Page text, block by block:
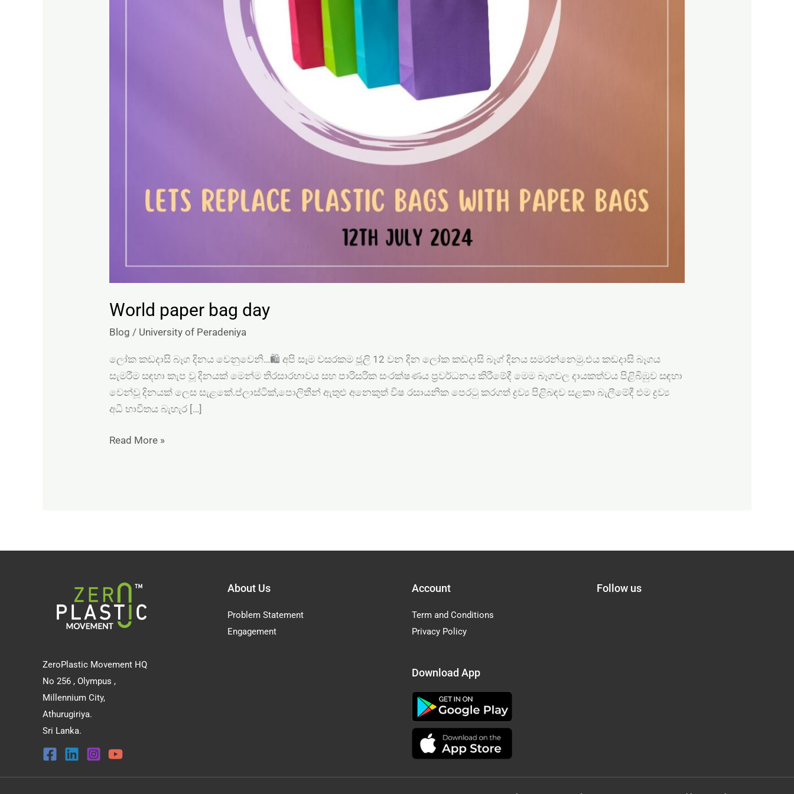
World paper bag day
Blog / University of Peradeniya
ලෝක කඩදාසි බෑග දිනය වෙනුවෙනි…🛍 අපි සෑම වසරකම ජූලි 12 වන දින ලෝක කඩදාසි බෑග් දිනය සමරන්නෙමු.එය කඩදාසි බෑගය
සැමරීම සඳහා කැප වූ දිනයක් මෙන්ම තිරසාරභාවය සහ පාරිසරික සංරක්ෂණය ප්‍රවර්ධනය කිරීමේදී මෙම බෑගවල දායකත්වය පිළිබිඹුව සඳහා
වෙන්වූ දිනයක් ලෙස සැළකේ.ප්ලාස්ටික්,පොලිතීන් ඇතුළු අනෙකුත් විෂ රසායනික පෙරටු කරගත් ද්‍රව්‍ය පිළිබඳව සළකා බැලීමේදී එම ද්‍රව්‍ය
අධි භාවිතය බැහැර […]
Read More »
ZeroPlastic Movement HQ
No 256 , Olympus ,
Millennium City,
Athurugiriya.
Sri Lanka.
About Us
Problem Statement
Engagement
Account
Term and Conditions
Privacy Policy
Download App
Follow us